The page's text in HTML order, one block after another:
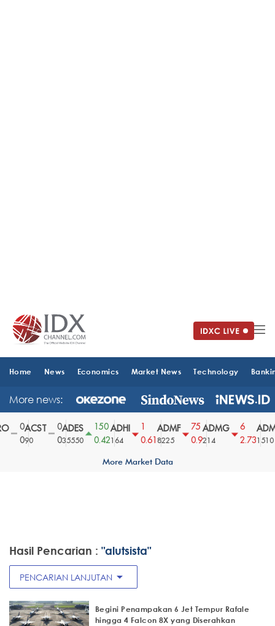
Home News Economics Market News Technology
More news:
ACST
90
ADES
35550
150
0.42
ADHI
164
0.61
ADMF
8225
75
0.9
ADMG
214
2.731510
More Market Data
Hasil Pencarian : "alutsista"
PENCARIAN LANJUTAN arrow_drop_down
Begini Penampakan 6 Jet Tempur Rafale
hingga 4 Falcon 8X yang Diserahkan